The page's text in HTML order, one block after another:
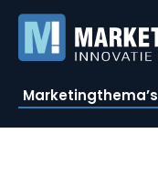
Marketingthema’s